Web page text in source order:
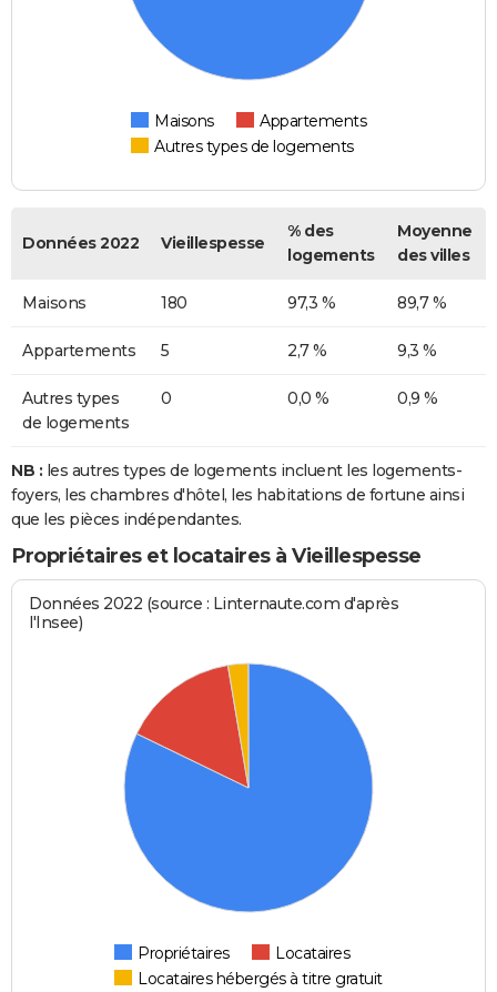
Maisons
Appartements
Autres types de logements
Données 2022 Vieillespesse
% des
logements
Moyenne
des villes
Maisons 180 97,3 % 89,7 %
Appartements 5 2,7 % 9,3 %
Autres types
de logements
0 0,0 % 0,9 %
NB : les autres types de logements incluent les logements-
foyers, les chambres d'hôtel, les habitations de fortune ainsi
que les pièces indépendantes.
Propriétaires et locataires à Vieillespesse
Données 2022 (source : Linternaute.com d'après
l'Insee)
Propriétaires
Locataires
Locataires hébergés à titre gratuit